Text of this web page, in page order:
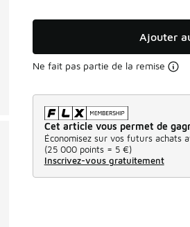
Ajouter
Ne fait pas partie de la remise
Cet article vous permet de
Économisez sur vos futurs achats
(25 000 points = 5 €)
Inscrivez-vous gratuitement